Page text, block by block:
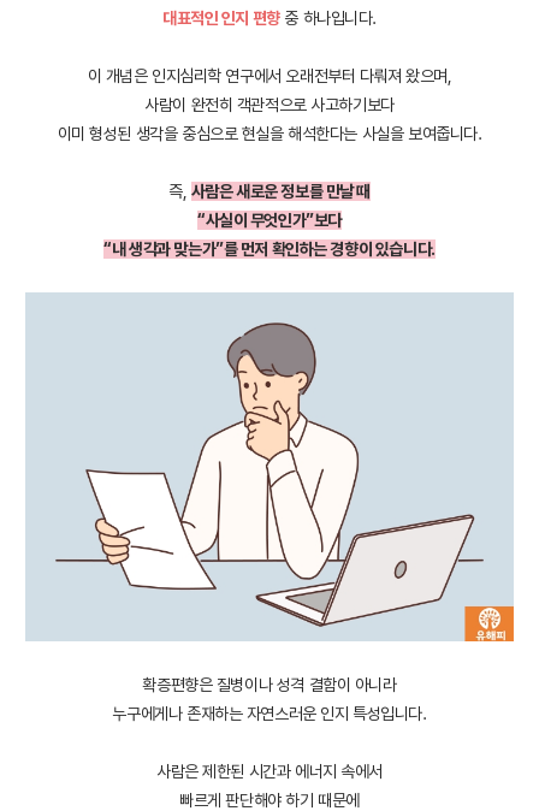
대표적인 인지 편향중 하나입니다.
이 개념은 인지심리학 연구에서 오래전부터 다뤄져 왔으며,
사람이 완전히 객관적으로 사고하기보다
이미 형성된 생각을 중심으로 현실을 해석한다는 사실을 보여줍니다.
즉, 사람은 새로운 정보를 만날 때
“사실이 무엇인가”보다
“내 생각과 맞는가”를 먼저 확인하는 경향이 있습니다.
확증편향은 질병이나 성격 결함이 아니라
누구에게나 존재하는 자연스러운 인지 특성입니다.
사람은 제한된 시간과 에너지 속에서
빠르게 판단해야 하기 때문에